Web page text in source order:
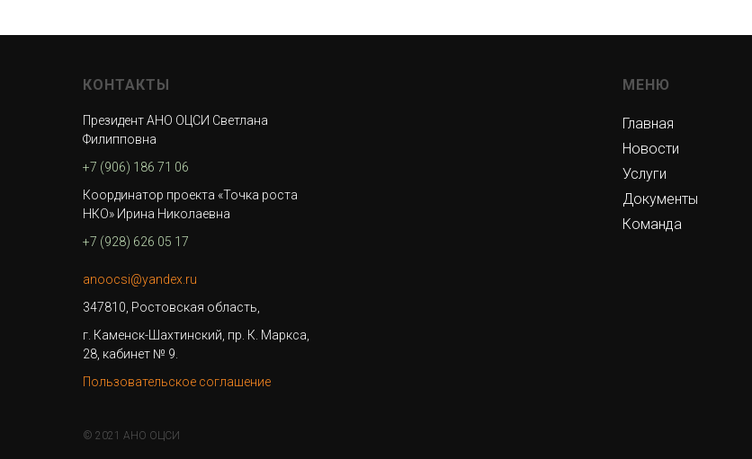
КОНТАКТЫ
Президент АНО ОЦСИ Светлана
Филипповна
+7 (906) 186 71 06
Координатор проекта «Точка роста
НКО» Ирина Николаевна
+7 (928) 626 05 17
anoocsi@yandex.ru
347810, Ростовская область,
г. Каменск-Шахтинский, пр. К. Маркса,
28, кабинет № 9.
Пользовательское соглашение
МЕНЮ
Главная
Новости
Услуги
Документы
Команда
© 2021 АНО ОЦСИ